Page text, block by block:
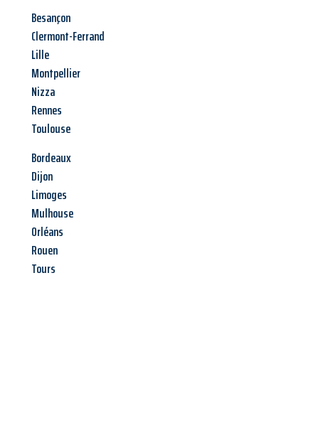
Besançon
Clermont-Ferrand
Lille
Montpellier
Nizza
Rennes
Toulouse
Bordeaux
Dijon
Limoges
Mulhouse
Orléans
Rouen
Tours